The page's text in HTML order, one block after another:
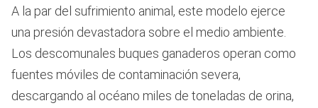
A la par del sufrimiento animal, este modelo ejerce
una presión devastadora sobre el medio ambiente.
Los descomunales buques ganaderos operan como
fuentes móviles de contaminación severa,
descargando al océano miles de toneladas de orina,